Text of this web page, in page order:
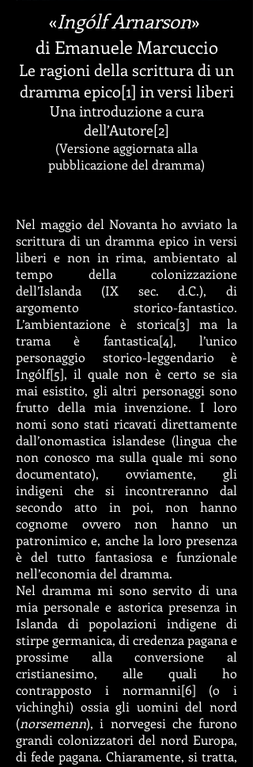
«Ingólf Arnarson»
di Emanuele Marcuccio
Le ragioni della scrittura di un
dramma epico[1] in versi liberi
Una introduzione a cura
dell’Autore[2]
(Versione aggiornata alla
pubblicazione del dramma)
Nel maggio del Novanta ho avviato la
scrittura di un dramma epico in versi
liberi e non in rima, ambientato al
tempo della colonizzazione
dell’Islanda (IX sec. d.C.), di
argomento storico-fantastico.
L’ambientazione è storica[3] ma la
trama è fantastica[4], l’unico
personaggio storico-leggendario è
Ingólf[5], il quale non è certo se sia
mai esistito, gli altri personaggi sono
frutto della mia invenzione. I loro
nomi sono stati ricavati direttamente
dall’onomastica islandese (lingua che
non conosco ma sulla quale mi sono
documentato), ovviamente, gli
indigeni che si incontreranno dal
secondo atto in poi, non hanno
cognome ovvero non hanno un
patronimico e, anche la loro presenza
è del tutto fantasiosa e funzionale
nell’economia del dramma.
Nel dramma mi sono servito di una
mia personale e astorica presenza in
Islanda di popolazioni indigene di
stirpe germanica, di credenza pagana e
prossime alla conversione al
cristianesimo, alle quali ho
contrapposto i normanni[6] (o i
vichinghi) ossia gli uomini del nord
(norsemenn), i norvegesi che furono
grandi colonizzatori del nord Europa,
di fede pagana. Chiaramente, si tratta,